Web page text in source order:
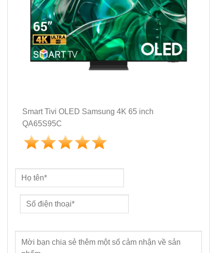
Smart Tivi OLED Samsung 4K 65 inch
QA65S95C